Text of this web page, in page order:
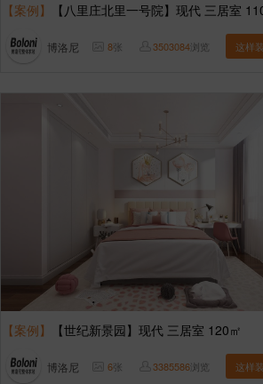
【案例】 【八里庄北里一号院】现代 三居室
博洛尼 8张 3503084浏览 这样
【案例】 【世纪新景园】现代 三居室 120㎡
博洛尼 6张 3385586浏览 这样